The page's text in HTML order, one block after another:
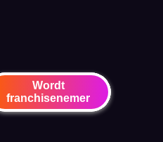
Wordt
franchisenemer